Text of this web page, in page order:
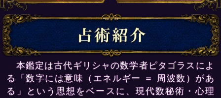
本鑑定は古代ギリシャの数学者ピタゴラスによ
る「数字には意味（エネルギー ＝ 周波数）があ
る」という思想をベースに、現代数秘術・心理